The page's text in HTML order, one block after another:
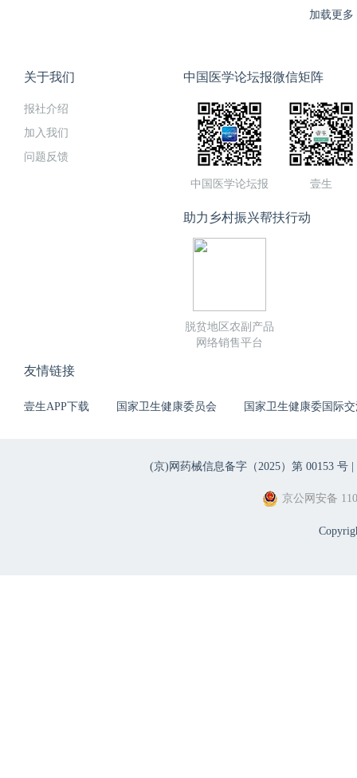
加载更多
关于我们
报社介绍
加入我们
问题反馈
中国医学论坛报微信矩阵
中国医学论坛报 壹生
助力乡村振兴帮扶行动
脱贫地区农副产品
网络销售平台
友情链接
壹生APP下载 国家卫生健康委员会 国家卫生健康委国际
(京)网药械信息备字（2025）第 00153 号 |
京公网安备